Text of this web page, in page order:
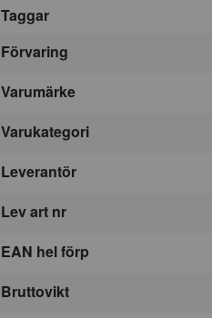
Taggar
Förvaring
Varumärke
Varukategori
Leverantör
Lev art nr
EAN hel förp
Bruttovikt